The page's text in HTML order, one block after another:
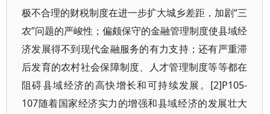
极不合理的财税制度在进一步扩大城乡差距，加剧“三
农”问题的严峻性；偏颇保守的金融管理制度使县域经
济发展得不到现代金融服务的有力支持；还有严重滞
后发育的农村社会保障制度、人才管理制度等等都在
阻碍县域经济的高快增长和可持续发展。[2]P105-
107随着国家经济实力的增强和县域经济的发展壮大